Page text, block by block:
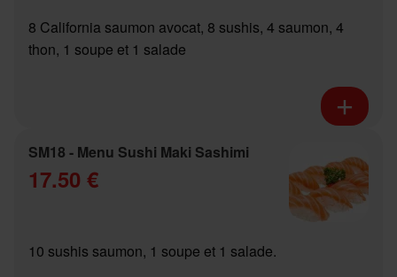
8 California saumon avocat, 8 sushis, 4 saumon, 4
thon, 1 soupe et 1 salade
SM18 - Menu Sushi Maki Sashimi
17.50 €
10 sushis saumon, 1 soupe et 1 salade.